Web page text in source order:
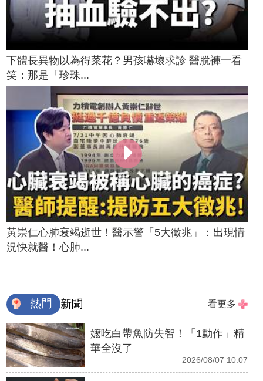
下體長異物以為得菜花？男孩嚇壞求診 醫脫褲一看
笑：那是「珍珠...
黃崇仁心肺衰竭逝世！醫示警「5大徵兆」：出現情
況快就醫！心肺...
熱門 新聞 看更多
嬤吃白帶魚防失智！「1動作」精
華全沒了
2026/08/07 10:07